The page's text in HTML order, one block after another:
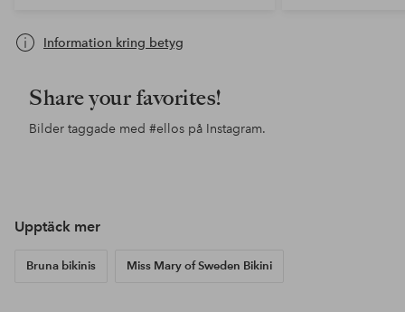
Information kring betyg
Share your favorites!
Bilder taggade med #ellos på Instagram.
Upptäck mer
Bruna bikinis Miss Mary of Sweden Bikini